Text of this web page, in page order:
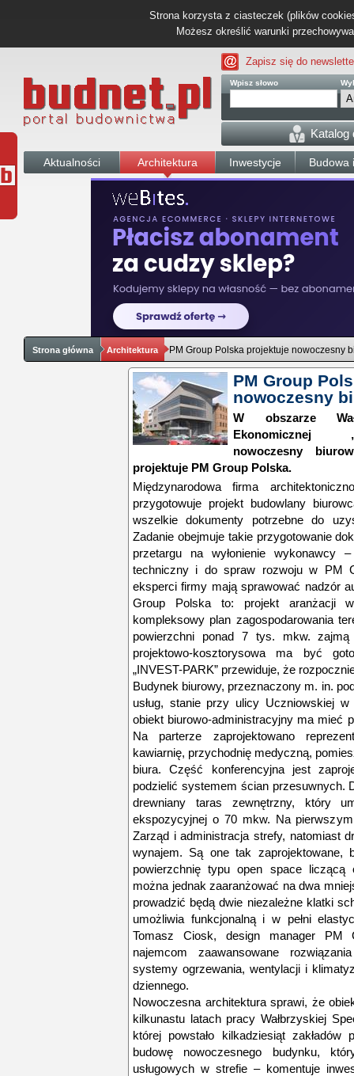
Strona korzysta z ciasteczek (plików
Możesz określić warunki
Zapisz się do
Wpisz słowo
Katalog
Aktualności Architektura Inwestycje Budowa
Strona główna Architektura PM Group Polska projektuje nowoczesny
PM Group
nowoczesny
W obszarze
Ekonomicznej
nowoczesny
projektuje PM Group Polska.
Międzynarodowa firma
przygotowuje projekt budowlany
wszelkie dokumenty potrzebne do
Zadanie obejmuje takie przygotowanie
przetargu na wyłonienie wykonawcy
techniczny i do spraw rozwoju w PM
eksperci firmy mają sprawować nadzór
Group Polska to: projekt aranżacji
kompleksowy plan zagospodarowania
powierzchni ponad 7 tys. mkw. zajmą
projektowo-kosztorysowa ma być
„INVEST-PARK” przewiduje, że
Budynek biurowy, przeznaczony m. in.
usług, stanie przy ulicy Uczniowskiej w
obiekt biurowo-administracyjny ma mieć
Na parterze zaprojektowano
kawiarnię, przychodnię medyczną,
biura. Część konferencyjna jest
podzielić systemem ścian przesuwnych.
drewniany taras zewnętrzny, który
ekspozycyjnej o 70 mkw. Na
Zarząd i administracja strefy, natomiast
wynajem. Są one tak zaprojektowane,
powierzchnię typu open space liczącą
można jednak zaaranżować na dwa
prowadzić będą dwie niezależne klatki
umożliwia funkcjonalną i w pełni
Tomasz Ciosk, design manager PM
najemcom zaawansowane
systemy ogrzewania, wentylacji i
dziennego.
Nowoczesna architektura sprawi, że
kilkunastu latach pracy Wałbrzyskiej
której powstało kilkadziesiąt
budowę nowoczesnego budynku,
usługowych w strefie – komentuje